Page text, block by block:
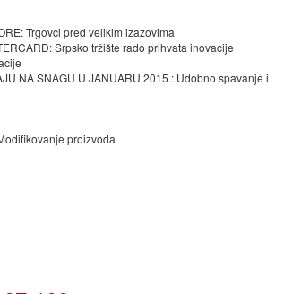
Trgovci pred velikim izazovima
Srpsko tržište rado prihvata inovacije
NA SNAGU U JANUARU 2015.: Udobno spavanje i
proizvoda